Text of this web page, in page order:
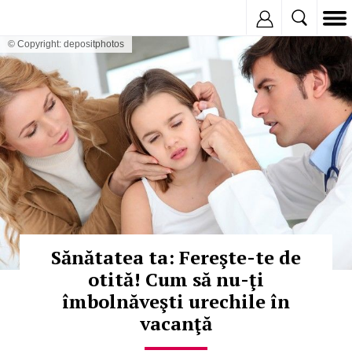
© Copyright: depositphotos
Sănătatea ta: Fereşte-te de
otită! Cum să nu-ţi
îmbolnăveşti urechile în
vacanţă